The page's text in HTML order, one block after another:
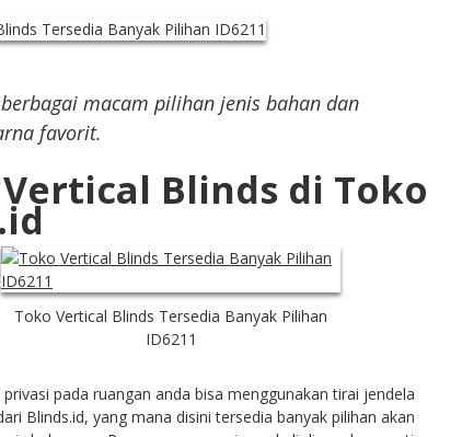
macam pilihan jenis bahan dan
favorit.
Vertical Blinds di Toko
Toko Vertical Blinds Tersedia Banyak Pilihan
ID6211
pada ruangan anda bisa menggunakan tirai jendela
Blinds.id, yang mana disini tersedia banyak pilihan akan